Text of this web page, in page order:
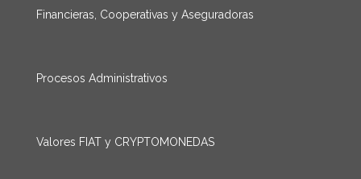
Financieras, Cooperativas y Aseguradoras
Procesos Administrativos
Valores FIAT y CRYPTOMONEDAS